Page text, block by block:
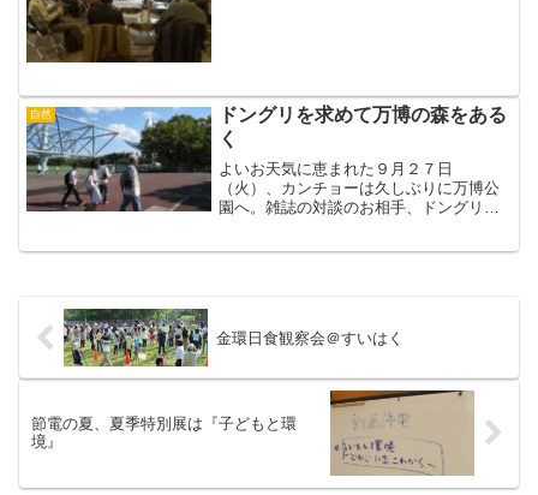
自然
ドングリを求めて万博の森をある
く
よいお天気に恵まれた９月２７日
（火）、カンチョーは久しぶりに万博公
園へ。雑誌の対談のお相手、ドングリの
金環日食観察会＠すいはく
節電の夏、夏季特別展は『子どもと環
境』